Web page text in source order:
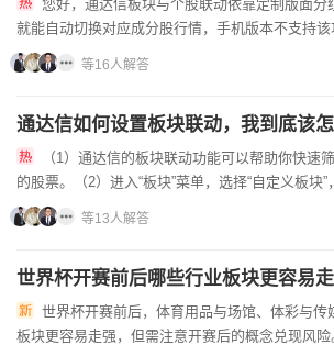
就能自动切换对应成分股行情，手机版本不支持
点梳理明白：（1）打开软件顶部功能菜单，进入
等16人解答
通达信如何设置板块联动，我到底该
的股票。（2）进入“板块”菜单，选择“自定义板块
票。（3）设置完成后，可以一键切换板块，方便
等13人解答
世界杯开赛前后哪些行业板块更容易走
板块更容易走强，但需注意开赛后的概念兑现风险